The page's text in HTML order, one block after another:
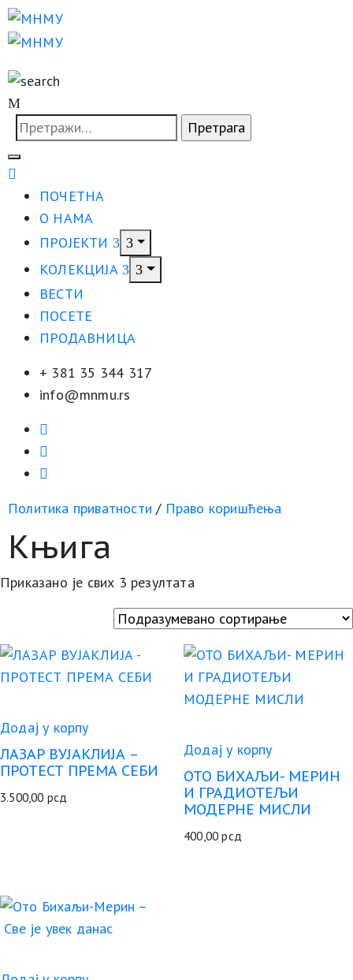
ПОЧЕТНА
О НАМА
ПРОЈЕКТИ
КОЛЕКЦИЈА
ВЕСТИ
ПОСЕТЕ
ПРОДАВНИЦА
+ 381 35 344 317
info@mnmu.rs
Политика приватности / Право коришћења
Књига
Приказано је свих 3 резултата
Додај у корпу
ЛАЗАР ВУЈАКЛИЈА –
ПРОТЕСТ ПРЕМА СЕБИ
3.500,00 рсд
Додај у корпу
ОТО БИХАЉИ- МЕРИН
И ГРАДИОТЕЉИ
МОДЕРНЕ МИСЛИ
400,00рсд